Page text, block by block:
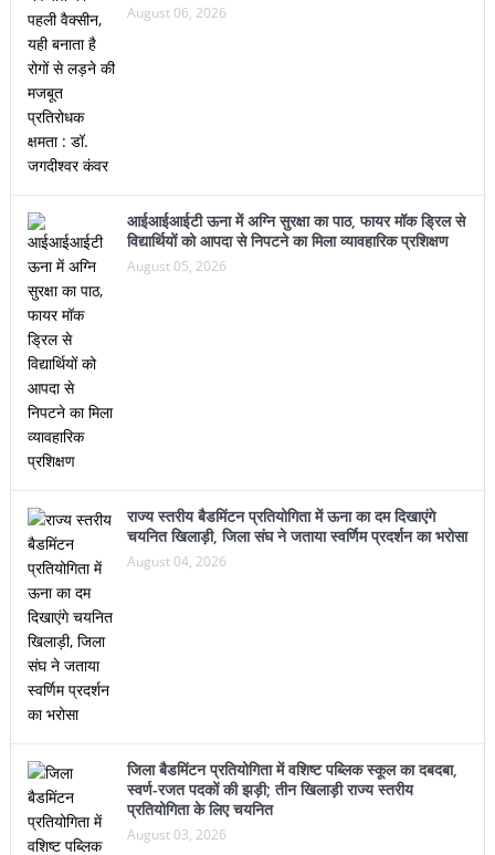
August 06, 2026
आईआईआईटी ऊना में अग्नि सुरक्षा का पाठ, फायर मॉक ड्रिल से
विद्यार्थियों को आपदा से निपटने का मिला व्यावहारिक प्रशिक्षण
August 05, 2026
राज्य स्तरीय बैडमिंटन प्रतियोगिता में ऊना का दम दिखाएंगे
चयनित खिलाड़ी, जिला संघ ने जताया स्वर्णिम प्रदर्शन का भरोसा
August 04, 2026
जिला बैडमिंटन प्रतियोगिता में वशिष्ट पब्लिक स्कूल का दबदबा,
स्वर्ण-रजत पदकों की झड़ी; तीन खिलाड़ी राज्य स्तरीय
प्रतियोगिता के लिए चयनित
August 03, 2026